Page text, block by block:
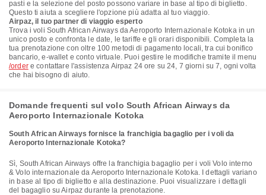
pasti e la selezione del posto possono variare in base al tipo di biglietto.
Questo ti aiuta a scegliere l'opzione più adatta al tuo viaggio.
Airpaz, il tuo partner di viaggio esperto
Trova i voli South African Airways da Aeroporto Internazionale Kotoka in un
unico posto e confronta le date, le tariffe e gli orari disponibili. Completa la
tua prenotazione con oltre 100 metodi di pagamento locali, tra cui bonifico
bancario, e-wallet e conto virtuale. Puoi gestire le modifiche tramite il menu
/ordere contattare l'assistenza Airpaz 24 ore su 24, 7 giorni su 7, ogni volta
che hai bisogno di aiuto.
Domande frequenti sul volo South African Airways da
Aeroporto Internazionale Kotoka
South African Airways fornisce la franchigia bagaglio per i voli da
Aeroporto Internazionale Kotoka?
Sì, South African Airways offre la franchigia bagaglio per i voli Volo interno
& Volo internazionale da Aeroporto Internazionale Kotoka. I dettagli variano
in base al tipo di biglietto e alla destinazione. Puoi visualizzare i dettagli
del bagaglio su Airpaz durante la prenotazione.